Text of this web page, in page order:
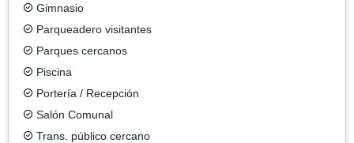
Gimnasio
Parqueadero visitantes
Parques cercanos
Piscina
Portería / Recepción
Salón Comunal
Trans. público cercano